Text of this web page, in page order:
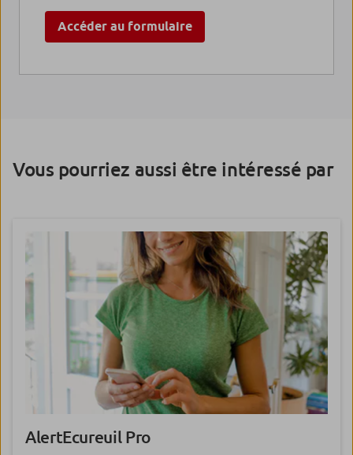
Accéder au formulaire
Vous pourriez aussi être intéressé par
AlertEcureuilPro